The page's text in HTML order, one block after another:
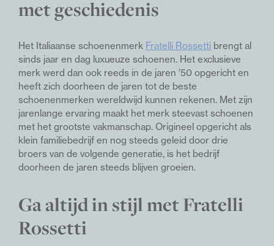
met geschiedenis
Het Italiaanse schoenenmerk Fratelli Rossetti brengt al
sinds jaar en dag luxueuze schoenen. Het exclusieve
merk werd dan ook reeds in de jaren ’50 opgericht en
heeft zich doorheen de jaren tot de beste
schoenenmerken wereldwijd kunnen rekenen. Met zijn
jarenlange ervaring maakt het merk steevast schoenen
met het grootste vakmanschap. Origineel opgericht als
klein familiebedrijf en nog steeds geleid door drie
broers van de volgende generatie, is het bedrijf
doorheen de jaren steeds blijven groeien.
Ga altijd in stijl metFratelli
Rossetti